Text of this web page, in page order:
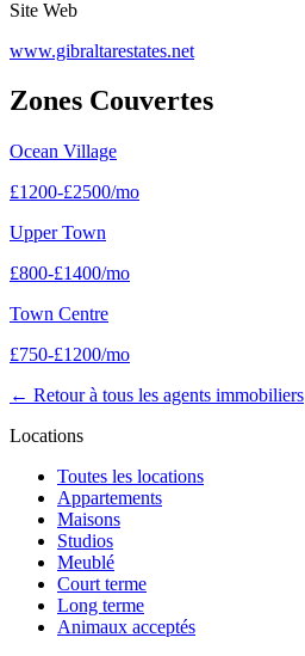
Site Web
www.gibraltarestates.net
Zones Couvertes
Ocean Village
£1200-£2500/mo
Upper Town
£800-£1400/mo
Town Centre
£750-£1200/mo
← Retour à tous les agents immobiliers
Locations
Toutes les locations
Appartements
Maisons
Studios
Meublé
Court terme
Long terme
Animaux acceptés